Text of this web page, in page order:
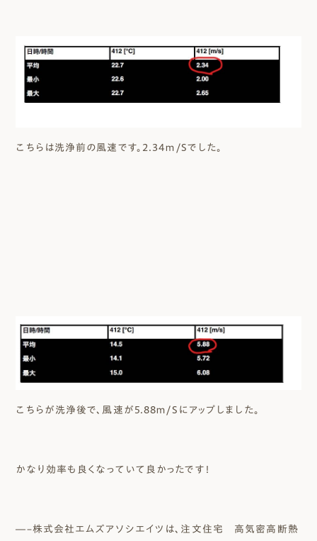
こちらは洗浄前の風速です。2.34ｍ/Sでした。
こちらが洗浄後で、風速が5.88ｍ/Sにアップしました。
かなり効率も良くなっていて良かったです！
―–株式会社エムズアソシエイツは、注文住宅 高気密高断熱